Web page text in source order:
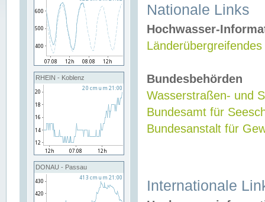
RHEIN - Koblenz
DONAU - Passau
Nationale Links
Hochwasser-
Bundesbehörden
Wasserstraßen- und
Bundesamt für
Bundesanstalt für
Internationale